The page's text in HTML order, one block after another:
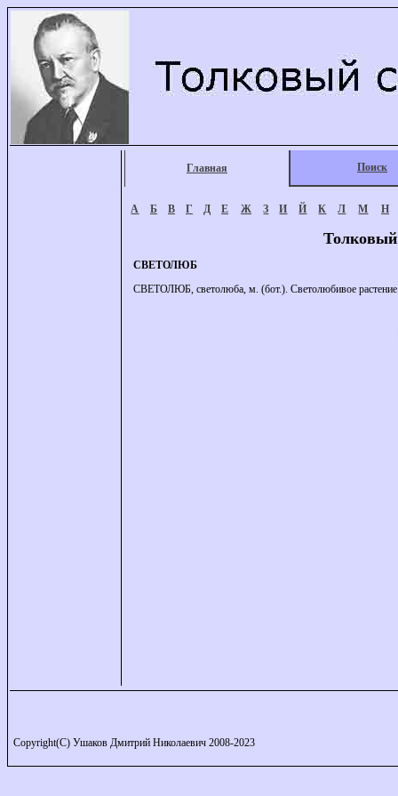
Главная Поиск
А Б В Г Д Е Ж З И Й К Л М Н
СВЕТОЛЮБ
СВЕТОЛЮБ, светолюба, м. (бот.). Светолюбивое
Copyright(C) Ушаков Дмитрий Николаевич 2008-2023